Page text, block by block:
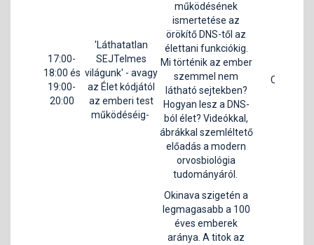
17:00-
18:00 és
19:00-
20:00
'Láthatatlan
SEJTelmes
világunk' - avagy
az Élet kódjától
az emberi test
működéséig-
működésének
ismertetése az
örökítő DNS-től az
élettani funkciókig.
Mi történik az ember
szemmel nem
látható sejtekben?
Hogyan lesz a DNS-
ból élet? Videókkal,
ábrákkal szemléltető
előadás a modern
orvosbiológia
tudományáról.
C1
Okinava szigetén a
legmagasabb a 100
éves emberek
aránya. A titok az